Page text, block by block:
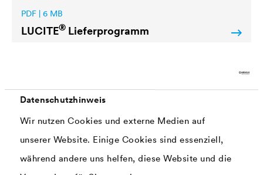
Datenschutzhinweis
Wir nutzen Cookies und externe Medien auf
unserer Website. Einige Cookies sind essenziell,
während andere uns helfen, diese Website und die
PDF | 6 MB
LUCITE® Lieferprogramm
PDF | 1,2 MB
LUCITE _All-In_InsidePro-
836x297+3mmB-2026_WEB